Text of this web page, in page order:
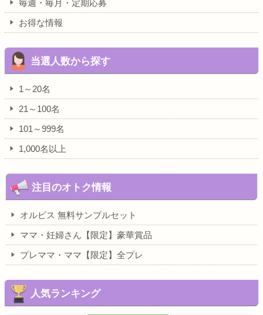
毎週・毎月・定期応募
お得な情報
当選人数から探す
1～20名
21～100名
101～999名
1,000名以上
注目のオトク情報
オルビス 無料サンプルセット
ママ・妊婦さん【限定】豪華賞品
プレママ・ママ【限定】全プレ
人気ランキング